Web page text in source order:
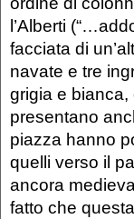
l’Alberti
facciata di
navate e tre
grigia e
presentano
piazza hanno
quelli verso il
ancora
fatto che